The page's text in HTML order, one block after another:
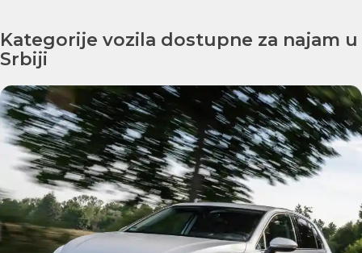
Kategorije vozila dostupne za najam u
Srbiji